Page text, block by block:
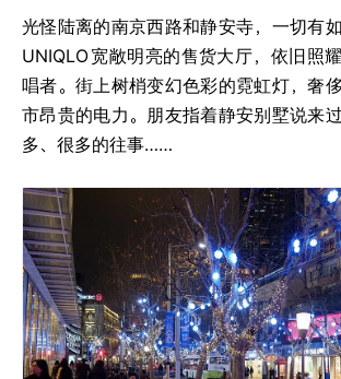
光怪陆离的南京西路和静安寺，一切有
UNIQLO宽敞明亮的售货大厅，依旧照
唱者。街上树梢变幻色彩的霓虹灯，奢
市昂贵的电力。朋友指着静安别墅说来
多、很多的往事……